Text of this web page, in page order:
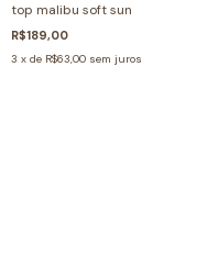
top malibu soft sun
R$189,00
3 x de R$63,00 sem juros